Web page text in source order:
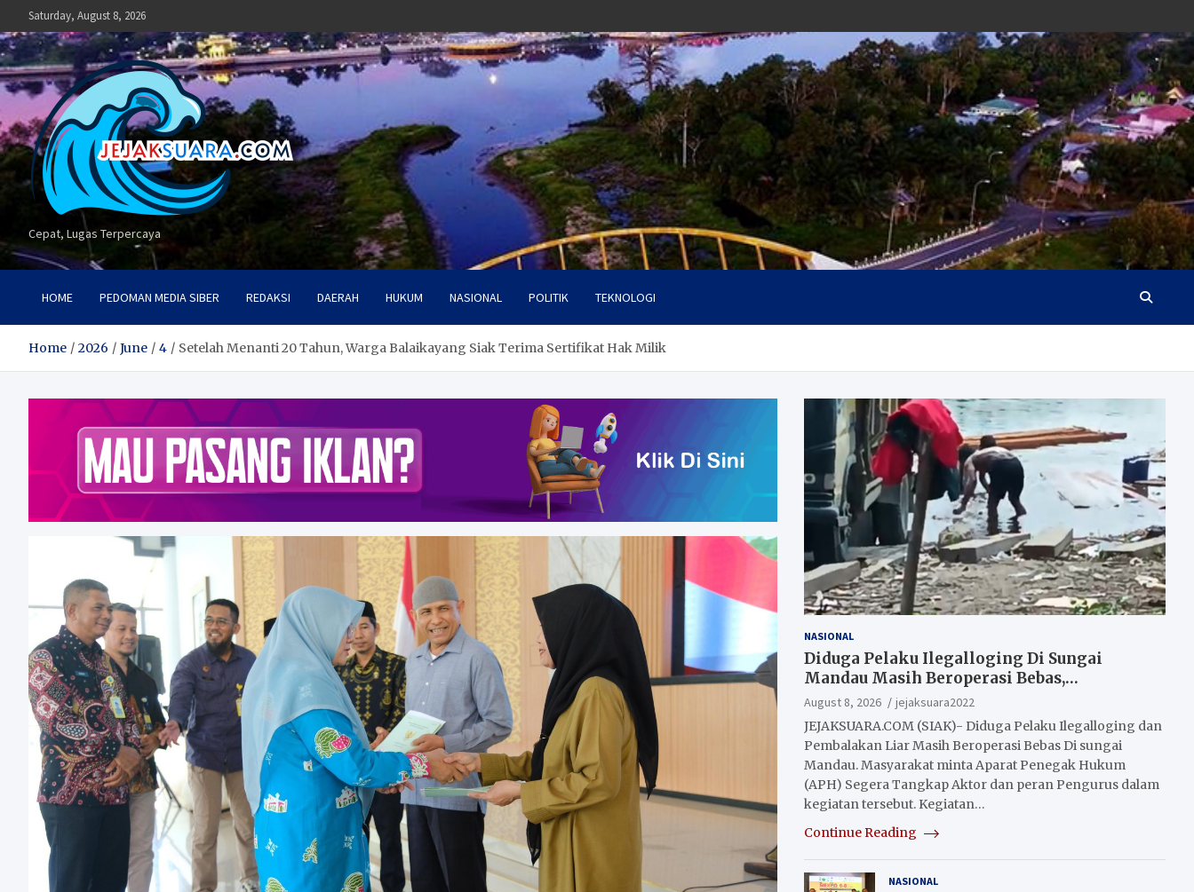
to
content
Saturday, August 8, 2026
Cepat, Lugas Terpercaya
HOME PEDOMAN MEDIA SIBER REDAKSI DAERAH HUKUM NASIONAL POLITIK TEKNOLOGI
Home 2026 June 4 Setelah Menanti 20 Tahun, Warga Balaikayang Siak Terima Sertifikat Hak Milik
NASIONAL
Diduga Pelaku Ilegalloging Di Sungai
Mandau Masih Beroperasi Bebas,
Masyarakat Minta Aparat Penegak Hukum
Segera Tangkap Aktor Dan Pengurus.
August 8, 2026
jejaksuara2022
JEJAKSUARA.COM (SIAK)- Diduga Pelaku Ilegalloging dan
Pembalakan Liar Masih Beroperasi Bebas Di sungai
Mandau. Masyarakat minta Aparat Penegak Hukum
(APH) Segera Tangkap Aktor dan peran Pengurus dalam
kegiatan tersebut. Kegiatan…
Continue Reading
NASIONAL